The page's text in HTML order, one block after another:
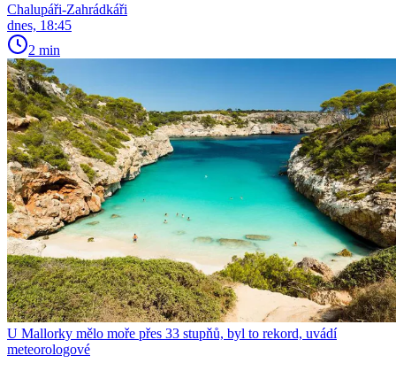
Chalupáři-Zahrádkáři
dnes, 18:45
2 min
U Mallorky mělo moře přes 33 stupňů, byl to rekord, uvádí
meteorologové